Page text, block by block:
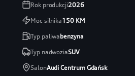
Rok produkcji2026
Moc silnika150KM
Typ paliwabenzyna
Typ nadwoziaSUV
SalonAudi Centrum Gdańsk